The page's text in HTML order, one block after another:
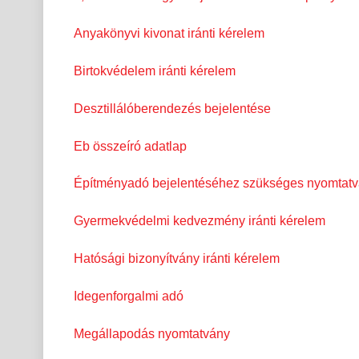
Anyakönyvi kivonat iránti kérelem
Birtokvédelem iránti kérelem
Desztillálóberendezés bejelentése
Eb összeíró adatlap
Építményadó bejelentéséhez szükséges
Gyermekvédelmi kedvezmény iránti kérelem
Hatósági bizonyítvány iránti kérelem
Idegenforgalmi adó
Megállapodás nyomtatvány